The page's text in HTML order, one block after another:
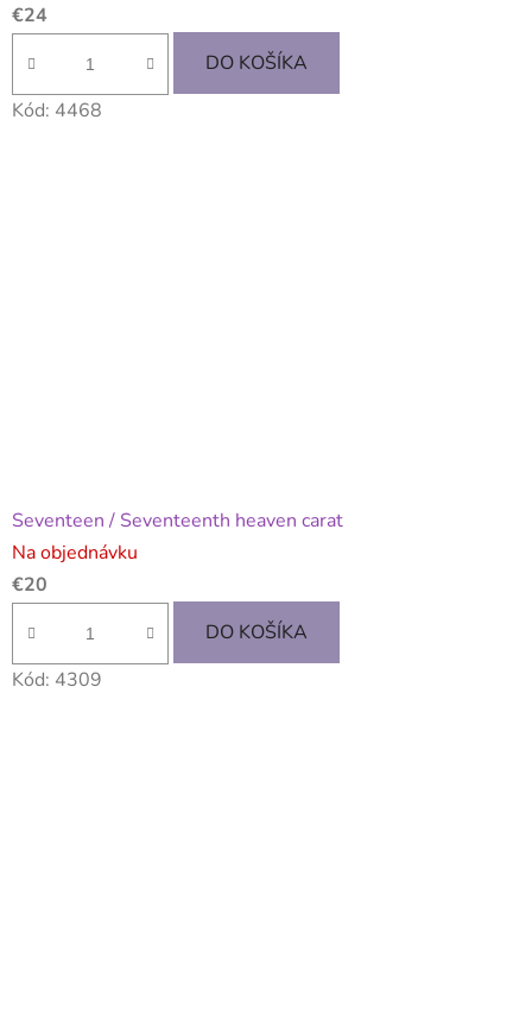
€24
DO KOŠÍKA
Kód: 4468
Seventeen / Seventeenth heaven carat
Na objednávku
€20
DO KOŠÍKA
Kód: 4309